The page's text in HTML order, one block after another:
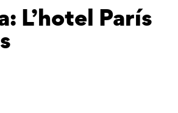
L’hotel París